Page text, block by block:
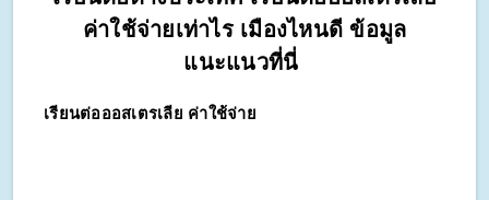
ค่าใช้จ่ายเท่าไร เมืองไหนดี ข้อมูล
แนะแนวที่นี่
เรียนต่อออสเตรเลีย ค่าใช้จ่าย